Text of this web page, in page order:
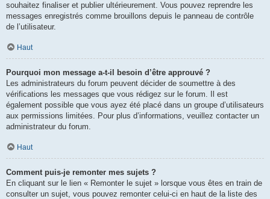
souhaitez finaliser et publier ultérieurement. Vous pouvez reprendre les
messages enregistrés comme brouillons depuis le panneau de contrôle
de l’utilisateur.
Haut
Pourquoi mon message a-t-il besoin d’être approuvé ?
Les administrateurs du forum peuvent décider de soumettre à des
vérifications les messages que vous rédigez sur le forum. Il est
également possible que vous ayez été placé dans un groupe d’utilisateurs
aux permissions limitées. Pour plus d’informations, veuillez contacter un
administrateur du forum.
Haut
Comment puis-je remonter mes sujets ?
En cliquant sur le lien « Remonter le sujet » lorsque vous êtes en train de
consulter un sujet, vous pouvez remonter celui-ci en haut de la liste des